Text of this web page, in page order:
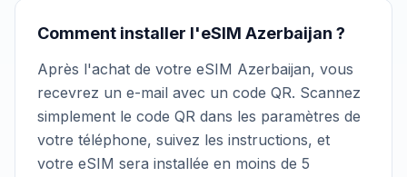
Comment installer l'eSIM Azerbaijan ?
Après l'achat de votre eSIM Azerbaijan, vous
recevrez un e-mail avec un code QR. Scannez
simplement le code QR dans les paramètres de
votre téléphone, suivez les instructions, et
votre eSIM sera installée en moins de 5